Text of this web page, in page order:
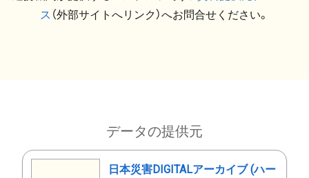
ス （外部サイトへリンク）へお問合せください。
データの提供元
日本災害DIGITALアーカイブ (ハー